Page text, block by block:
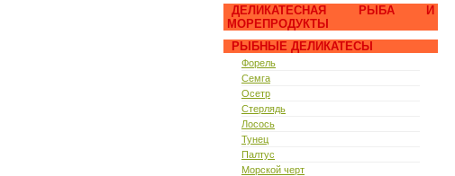
ДЕЛИКАТЕСНАЯ РЫБА И
МОРЕПРОДУКТЫ
РЫБНЫЕ ДЕЛИКАТЕСЫ
Форель
Семга
Осетр
Стерлядь
Лосось
Тунец
Палтус
Морской черт